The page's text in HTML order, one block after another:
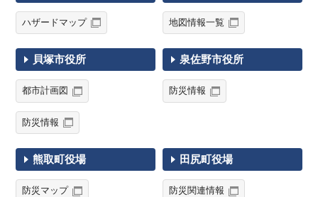
ハザードマップ 地図情報一覧
貝塚市役所
都市計画図
防災情報
泉佐野市役所
防災情報
熊取町役場
防災マップ
田尻町役場
防災関連情報